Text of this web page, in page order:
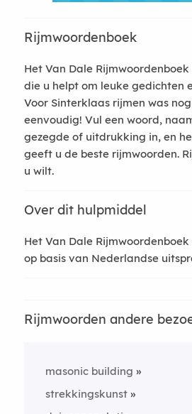
Rijmwoordenboek
Het Van Dale
die u helpt om leuke gedichten
Voor Sinterklaas rijmen was
eenvoudig! Vul een woord,
gezegde of uitdrukking in, en
geeft u de beste rijmwoorden.
u wilt.
Over dit hulpmiddel
Het Van Dale
op basis van Nederlandse
Rijmwoorden andere
masonic building
strekkingskunst